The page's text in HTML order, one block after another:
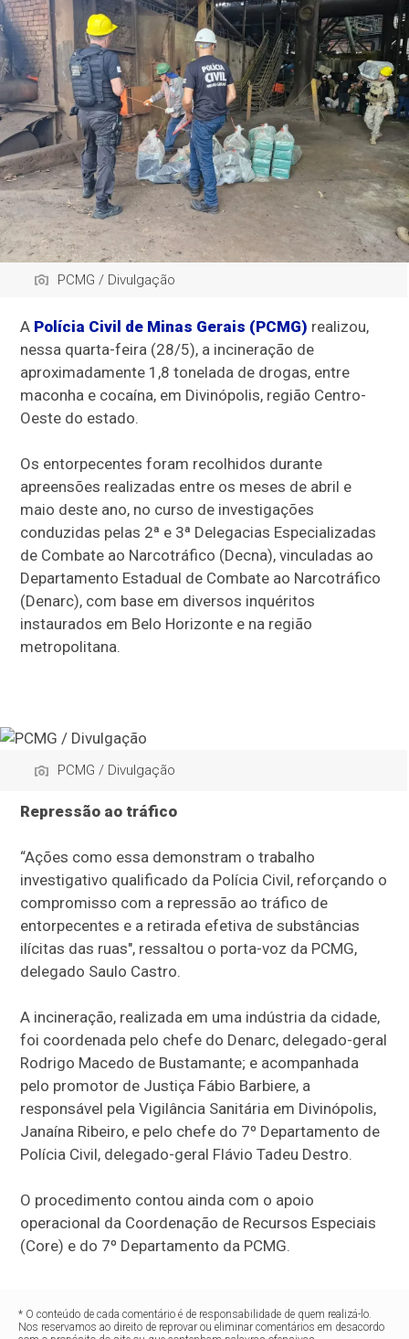
PCMG / Divulgação
A Polícia Civil de Minas Gerais (PCMG) realizou,
nessa quarta-feira (28/5), a incineração de
aproximadamente 1,8 tonelada de drogas, entre
maconha e cocaína, em Divinópolis, região Centro-
Oeste do estado.
Os entorpecentes foram recolhidos durante
apreensões realizadas entre os meses de abril e
maio deste ano, no curso de investigações
conduzidas pelas 2ª e 3ª Delegacias Especializadas
de Combate ao Narcotráfico (Decna), vinculadas ao
Departamento Estadual de Combate ao Narcotráfico
(Denarc), com base em diversos inquéritos
instaurados em Belo Horizonte e na região
metropolitana.
PCMG / Divulgação
Repressão ao tráfico
“Ações como essa demonstram o trabalho
investigativo qualificado da Polícia Civil, reforçando o
compromisso com a repressão ao tráfico de
entorpecentes e a retirada efetiva de substâncias
ilícitas das ruas", ressaltou o porta-voz da PCMG,
delegado Saulo Castro.
A incineração, realizada em uma indústria da cidade,
foi coordenada pelo chefe do Denarc, delegado-geral
Rodrigo Macedo de Bustamante; e acompanhada
pelo promotor de Justiça Fábio Barbiere, a
responsável pela Vigilância Sanitária em Divinópolis,
Janaína Ribeiro, e pelo chefe do 7º Departamento de
Polícia Civil, delegado-geral Flávio Tadeu Destro.
O procedimento contou ainda com o apoio
operacional da Coordenação de Recursos Especiais
(Core) e do 7º Departamento da PCMG.
* O conteúdo de cada comentário é de responsabilidade de quem realizá-lo.
Nos reservamos ao direito de reprovar ou eliminar comentários em desacordo